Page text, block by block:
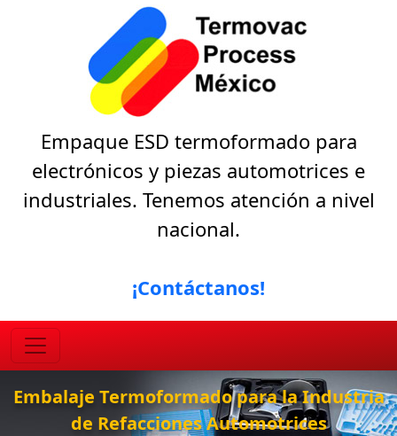
Empaque ESD termoformado para
electrónicos y piezas automotrices e
industriales. Tenemos atención a nivel
nacional.
¡Contáctanos!
Embalaje Termoformado para la Industria
de Refacciones Automotrices